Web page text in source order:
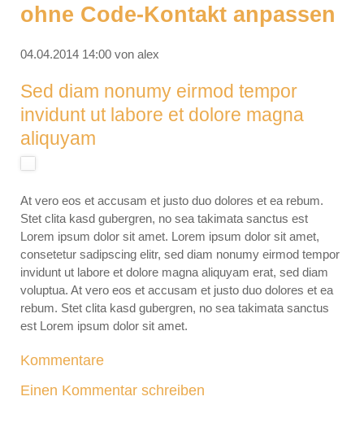
ohne Code-Kontakt anpassen
04.04.2014 14:00von alex
Sed diam nonumy eirmod tempor
invidunt ut labore et dolore magna
aliquyam
At vero eos et accusam et justo duo dolores et ea rebum.
Stet clita kasd gubergren, no sea takimata sanctus est
Lorem ipsum dolor sit amet. Lorem ipsum dolor sit amet,
consetetur sadipscing elitr, sed diam nonumy eirmod tempor
invidunt ut labore et dolore magna aliquyam erat, sed diam
voluptua. At vero eos et accusam et justo duo dolores et ea
rebum. Stet clita kasd gubergren, no sea takimata sanctus
est Lorem ipsum dolor sit amet.
Kommentare
Einen Kommentar schreiben